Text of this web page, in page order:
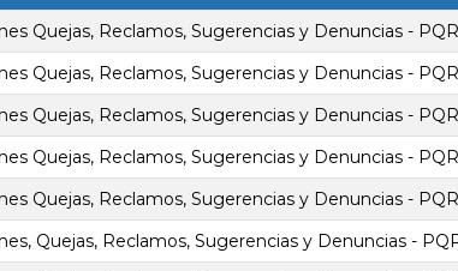
Quejas, Reclamos, Sugerencias y Denuncias -
Quejas, Reclamos, Sugerencias y Denuncias -
Quejas, Reclamos, Sugerencias y Denuncias -
Quejas, Reclamos, Sugerencias y Denuncias -
Quejas, Reclamos, Sugerencias y Denuncias -
Quejas, Reclamos, Sugerencias y Denuncias -